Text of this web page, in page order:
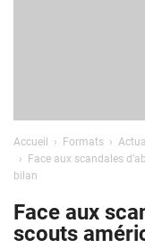
Accueil Formats
Face aux scandales
bilan
Face aux
scouts